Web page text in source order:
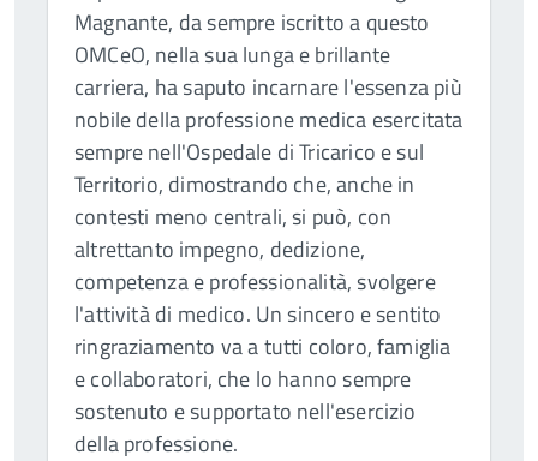
Magnante, da sempre iscritto a questo
OMCeO, nella sua lunga e brillante
carriera, ha saputo incarnare l'essenza più
nobile della professione medica esercitata
sempre nell'Ospedale di Tricarico e sul
Territorio, dimostrando che, anche in
contesti meno centrali, si può, con
altrettanto impegno, dedizione,
competenza e professionalità, svolgere
l'attività di medico. Un sincero e sentito
ringraziamento va a tutti coloro, famiglia
e collaboratori, che lo hanno sempre
sostenuto e supportato nell'esercizio
della professione.